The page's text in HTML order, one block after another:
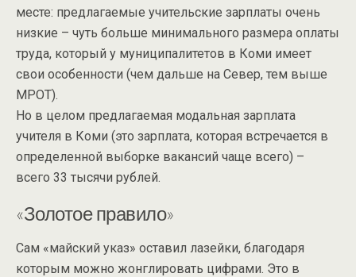
месте: предлагаемые учительские зарплаты очень
низкие – чуть больше минимального размера оплаты
труда, который у муниципалитетов в Коми имеет
свои особенности (чем дальше на Север, тем выше
МРОТ).
Но в целом предлагаемая модальная зарплата
учителя в Коми (это зарплата, которая встречается в
определенной выборке вакансий чаще всего) –
всего 33 тысячи рублей.
«Золотое правило»
Сам «майский указ» оставил лазейки, благодаря
которым можно жонглировать цифрами. Это в